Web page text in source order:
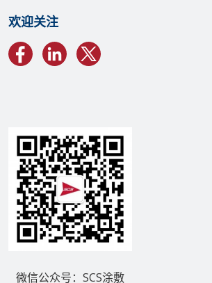
欢迎关注
微信公众号：SCS涂敷